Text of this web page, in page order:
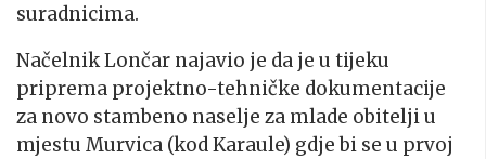
suradnicima.
Načelnik Lončar najavio je da je u tijeku
priprema projektno-tehničke dokumentacije
za novo stambeno naselje za mlade obitelji u
mjestu Murvica (kod Karaule) gdje bi se u prvoj